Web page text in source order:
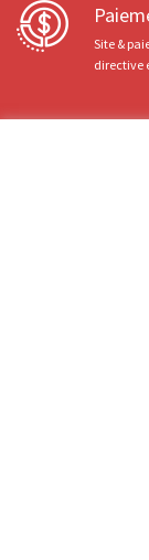
Site &
directive